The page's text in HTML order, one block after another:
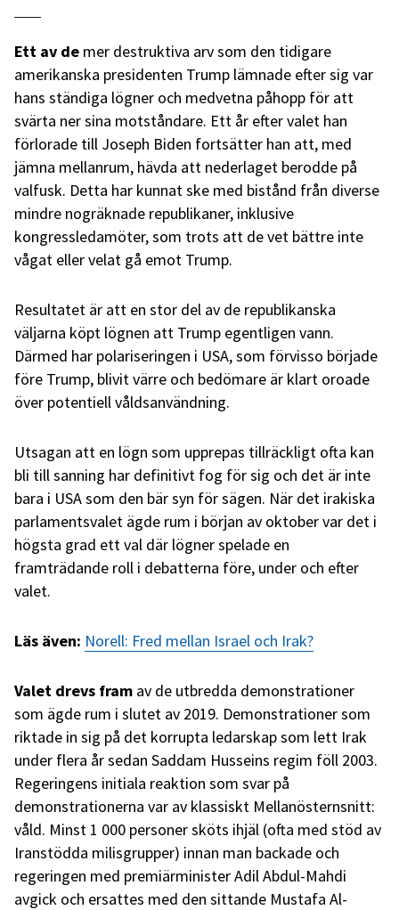
Ett av de mer destruktiva arv som den tidigare
amerikanska presidenten Trump lämnade efter sig var
hans ständiga lögner och medvetna påhopp för att
svärta ner sina motståndare. Ett år efter valet han
förlorade till Joseph Biden fortsätter han att, med
jämna mellanrum, hävda att nederlaget berodde på
valfusk. Detta har kunnat ske med bistånd från diverse
mindre nogräknade republikaner, inklusive
kongressledamöter, som trots att de vet bättre inte
vågat eller velat gå emot Trump.
Resultatet är att en stor del av de republikanska
väljarna köpt lögnen att Trump egentligen vann.
Därmed har polariseringen i USA, som förvisso började
före Trump, blivit värre och bedömare är klart oroade
över potentiell våldsanvändning.
Utsagan att en lögn som upprepas tillräckligt ofta kan
bli till sanning har definitivt fog för sig och det är inte
bara i USA som den bär syn för sägen. När det irakiska
parlamentsvalet ägde rum i början av oktober var det i
högsta grad ett val där lögner spelade en
framträdande roll i debatterna före, under och efter
valet.
Läs även: Norell: Fred mellan Israel och Irak?
Valet drevs fram av de utbredda demonstrationer
som ägde rum i slutet av 2019. Demonstrationer som
riktade in sig på det korrupta ledarskap som lett Irak
under flera år sedan Saddam Husseins regim föll 2003.
Regeringens initiala reaktion som svar på
demonstrationerna var av klassiskt Mellanösternsnitt:
våld. Minst 1 000 personer sköts ihjäl (ofta med stöd av
Iranstödda milisgrupper) innan man backade och
regeringen med premiärminister Adil Abdul-Mahdi
avgick och ersattes med den sittande Mustafa Al-